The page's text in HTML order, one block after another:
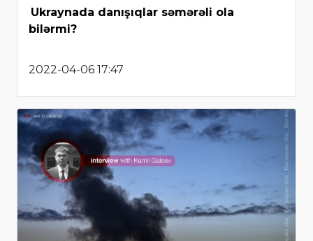
Ukraynada danışıqlar səmərəli ola
bilərmi?
2022-04-06 17:47